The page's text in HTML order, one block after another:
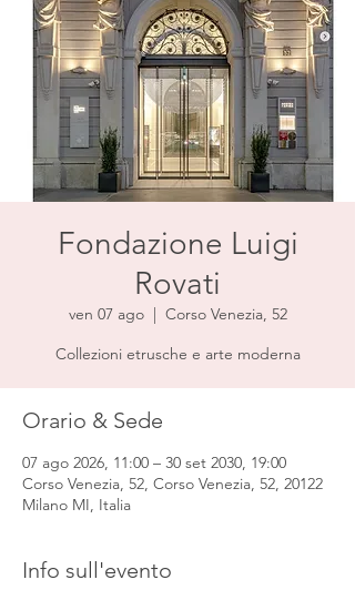
Fondazione Luigi
Rovati
ven 07 ago
  |
Corso Venezia, 52
Collezioni etrusche e arte moderna
Orario & Sede
07 ago 2026, 11:00 – 30 set 2030, 19:00
Corso Venezia, 52, Corso Venezia, 52, 20122
Milano MI, Italia
Info sull'evento